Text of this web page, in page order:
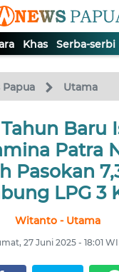
Khas Serba-serbi
Utama
Baru
Patra
Pasokan
LPG 3
Witanto - Utama
27 Juni 2025 - 18:01